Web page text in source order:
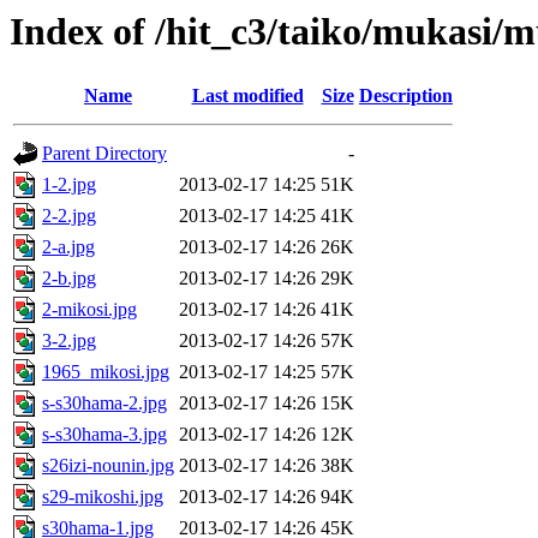
Index of /hit_c3/taiko/mukasi/
Name Last modified Size Description
Parent Directory
-
1-2.jpg
2013-02-17 14:25 51K
2-2.jpg
2013-02-17 14:25 41K
2-a.jpg
2013-02-17 14:26 26K
2-b.jpg
2013-02-17 14:26 29K
2-mikosi.jpg
2013-02-17 14:26 41K
3-2.jpg
2013-02-17 14:26 57K
1965_mikosi.jpg 2013-02-17 14:25 57K
s-s30hama-2.jpg 2013-02-17 14:26 15K
s-s30hama-3.jpg 2013-02-17 14:26 12K
s26izi-nounin.jpg 2013-02-17 14:26 38K
s29-mikoshi.jpg
2013-02-17 14:26 94K
s30hama-1.jpg
2013-02-17 14:26 45K